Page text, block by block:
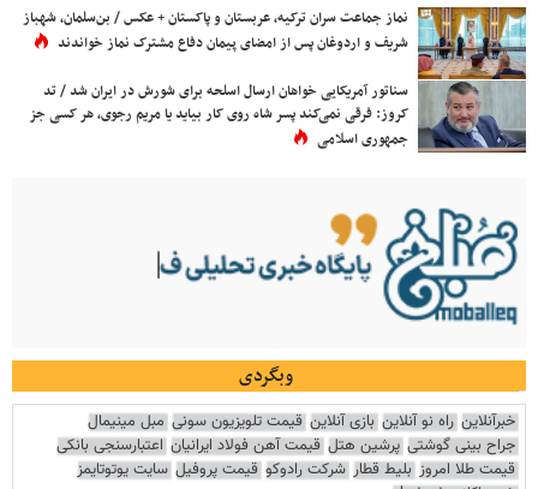
نماز جماعت سران ترکیه، عربستان و پاکستان + عکس / بن‌سلمان، شهباز
شریف و اردوغان پس از امضای پیمان دفاع مشترک نماز خواندند
سناتور آمریکایی خواهان ارسال اسلحه برای شورش در ایران شد / تد
کروز: فرقی نمی‌کند پسر شاه روی کار بیاید یا مریم رجوی، هر کسی جز
جمهوری اسلامی
وبگردی
خبرآنلاین راه نو آنلاین بازی آنلاین قیمت تلویزیون سونی مبل مینیمال
جراح بینی گوشتی پرشین هتل قیمت آهن فولاد ایرانیان اعتبارسنجی بانکی
قیمت طلا امروز بلیط قطار شرکت رادوکو قیمت پروفیل سایت یوتوتایمز